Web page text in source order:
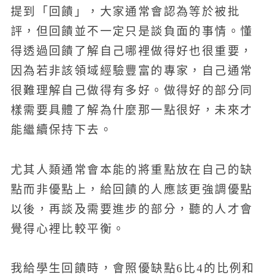
提到「回饋」，大家通常會認為等於被批
評，但回饋並不一定只是談負面的事情。懂
得透過回饋了解自己哪裡做得好也很重要，
因為若非該領域經驗豐富的專家，自己通常
很難理解自己做得有多好。做得好的部分同
樣需要具體了解為什麼那一點很好，未來才
能繼續保持下去。
尤其人類通常會本能的將重點放在自己的缺
點而非優點上，給回饋的人應該更強調優點
以後，再談及需要進步的部分，聽的人才會
覺得心裡比較平衡。
我給學生回饋時，會照優缺點6比4的比例和